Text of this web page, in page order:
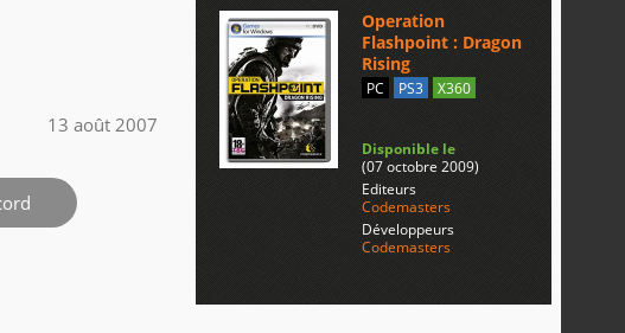
13 août 2007
Operation
Flashpoint : Dragon
Rising
PC PS3 X360
Disponible le
(07 octobre 2009)
Editeurs
Codemasters
Développeurs
Codemasters